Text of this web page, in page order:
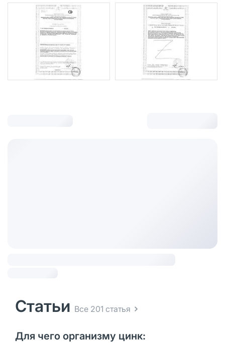
Статьи Все 201 статья
Для чего организму цинк: